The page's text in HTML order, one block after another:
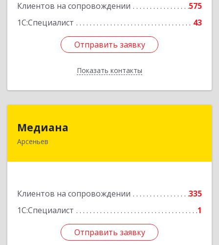
Клиентов на сопровождении
575
1С:Специалист
43
Отправить заявку
Показать контакты
Отправить заявку
Назад
Медиана
Арсеньев
Клиентов на сопровождении
335
1С:Специалист
1
Отправить заявку
Отправить заявку